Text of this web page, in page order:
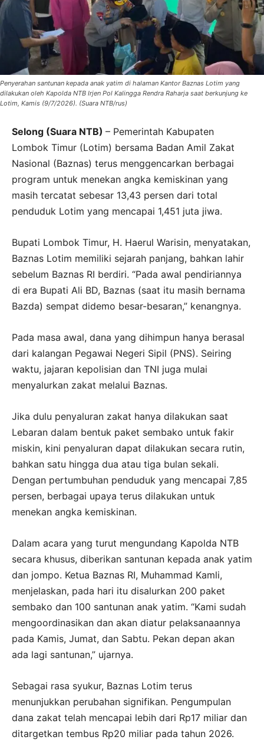
Penyerahan santunan kepada anak yatim di halaman Kantor Baznas Lotim yang
dilakukan oleh Kapolda NTB Irjen Pol Kalingga Rendra Raharja saat berkunjung ke
Lotim, Kamis (9/7/2026). (Suara NTB/rus)
Selong (Suara NTB) – Pemerintah Kabupaten
Lombok Timur (Lotim) bersama Badan Amil Zakat
Nasional (Baznas) terus menggencarkan berbagai
program untuk menekan angka kemiskinan yang
masih tercatat sebesar 13,43 persen dari total
penduduk Lotim yang mencapai 1,451 juta jiwa.
Bupati Lombok Timur, H. Haerul Warisin, menyatakan,
Baznas Lotim memiliki sejarah panjang, bahkan lahir
sebelum Baznas RI berdiri. “Pada awal pendiriannya
di era Bupati Ali BD, Baznas (saat itu masih bernama
Bazda) sempat didemo besar-besaran,” kenangnya.
Pada masa awal, dana yang dihimpun hanya berasal
dari kalangan Pegawai Negeri Sipil (PNS). Seiring
waktu, jajaran kepolisian dan TNI juga mulai
menyalurkan zakat melalui Baznas.
Jika dulu penyaluran zakat hanya dilakukan saat
Lebaran dalam bentuk paket sembako untuk fakir
miskin, kini penyaluran dapat dilakukan secara rutin,
bahkan satu hingga dua atau tiga bulan sekali.
Dengan pertumbuhan penduduk yang mencapai 7,85
persen, berbagai upaya terus dilakukan untuk
menekan angka kemiskinan.
Dalam acara yang turut mengundang Kapolda NTB
secara khusus, diberikan santunan kepada anak yatim
dan jompo. Ketua Baznas RI, Muhammad Kamli,
menjelaskan, pada hari itu disalurkan 200 paket
sembako dan 100 santunan anak yatim. “Kami sudah
mengoordinasikan dan akan diatur pelaksanaannya
pada Kamis, Jumat, dan Sabtu. Pekan depan akan
ada lagi santunan,” ujarnya.
Sebagai rasa syukur, Baznas Lotim terus
menunjukkan perubahan signifikan. Pengumpulan
dana zakat telah mencapai lebih dari Rp17 miliar dan
ditargetkan tembus Rp20 miliar pada tahun 2026.